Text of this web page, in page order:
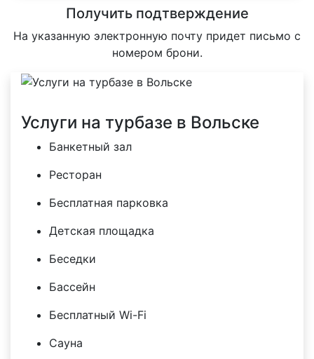
Получить подтверждение
На указанную электронную почту придет письмо с
номером брони.
Услуги на турбазе в Вольске
Банкетный зал
Ресторан
Бесплатная парковка
Детская площадка
Беседки
Бассейн
Бесплатный Wi-Fi
Сауна